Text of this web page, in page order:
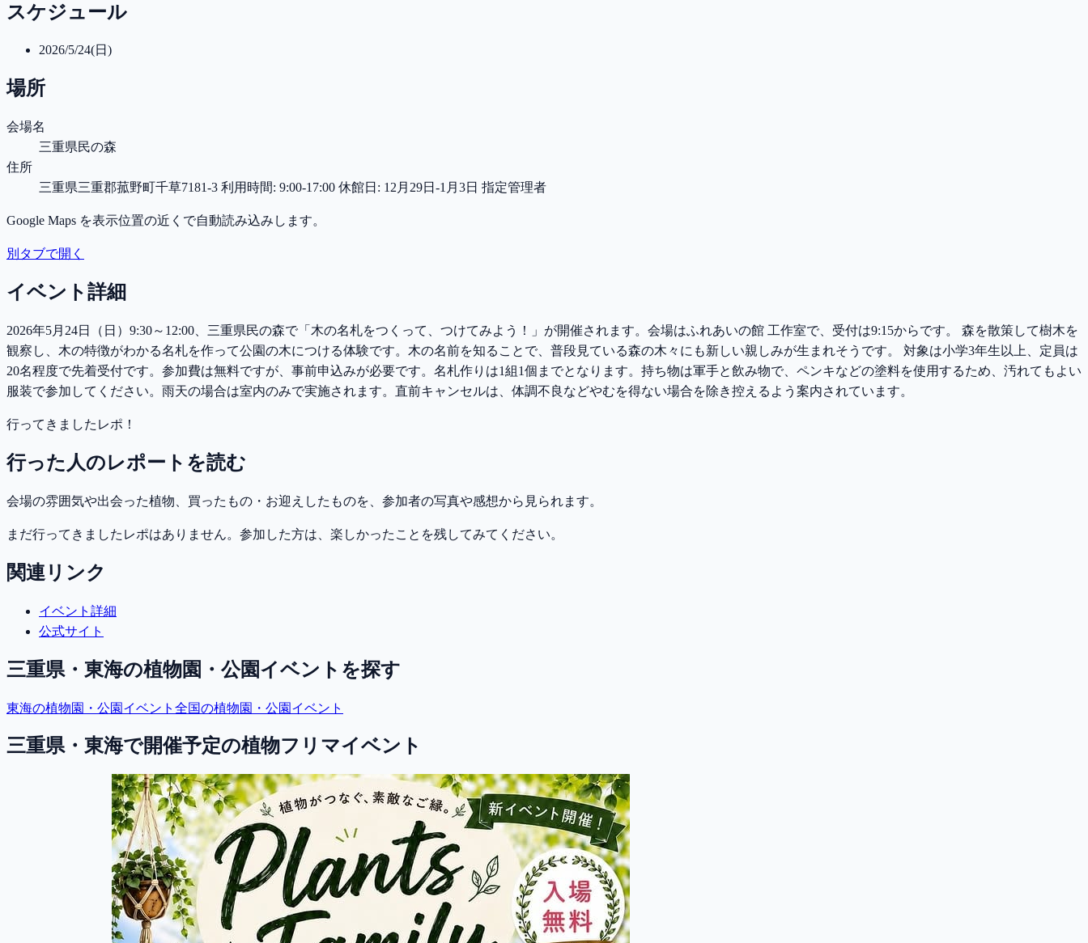
スケジュール
2026/5/24(日)
場所
会場名
三重県民の森
住所
三重県三重郡菰野町千草7181-3 利用時間: 9:00-17:00 休館日: 12月29日-1月3日 指定管理者
Google Maps を表示位置の近くで自動読み込みします。
別タブで開く
イベント詳細
2026年5月24日（日）9:30～12:00、三重県民の森で「木の名札をつくって、つけてみよう！」が開催されます。会場はふれあいの館 工作室で、受付は9:15からです。 森を散策して樹木を
観察し、木の特徴がわかる名札を作って公園の木につける体験です。木の名前を知ることで、普段見ている森の木々にも新しい親しみが生まれそうです。 対象は小学3年生以上、定員は
20名程度で先着受付です。参加費は無料ですが、事前申込みが必要です。名札作りは1組1個までとなります。持ち物は軍手と飲み物で、ペンキなどの塗料を使用するため、汚れてもよい
服装で参加してください。雨天の場合は室内のみで実施されます。直前キャンセルは、体調不良などやむを得ない場合を除き控えるよう案内されています。
行ってきましたレポ！
行った人のレポートを読む
会場の雰囲気や出会った植物、買ったもの・お迎えしたものを、参加者の写真や感想から見られます。
まだ行ってきましたレポはありません。参加した方は、楽しかったことを残してみてください。
関連リンク
イベント詳細
公式サイト
三重県・東海の植物園・公園イベントを探す
東海の植物園・公園イベント 全国の植物園・公園イベント
三重県・東海で開催予定の植物フリマイベント